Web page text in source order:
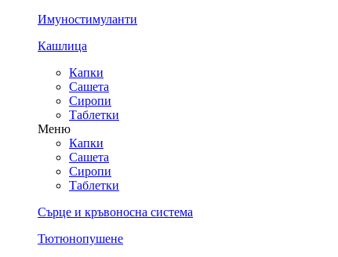
Имуностимуланти
Кашлица
Капки
Сашета
Сиропи
Таблетки
Меню
Капки
Сашета
Сиропи
Таблетки
Сърце и кръвоносна система
Тютюнопушене